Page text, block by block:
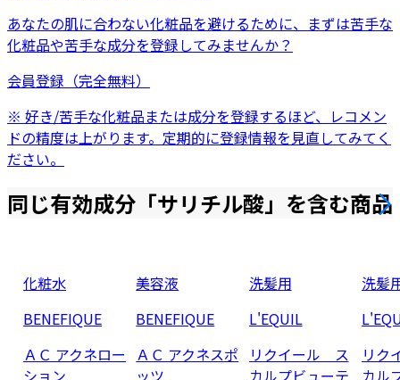
あなたの肌に合わない化粧品を避けるために、まずは苦手な
化粧品や苦手な成分を登録してみませんか？
会員登録（完全無料）
※ 好き/苦手な化粧品または成分を登録するほど、レコメン
ドの精度は上がります。定期的に登録情報を見直してみてく
ださい。
同じ有効成分「サリチル酸」を含む商品
化粧水
BENEFIQUE
ＡＣ アクネロー
ション
美容液
BENEFIQUE
ＡＣ アクネスポ
ッツ
洗髪用
L'EQUIL
リクイール ス
カルプビューテ
洗髪
リク
カル